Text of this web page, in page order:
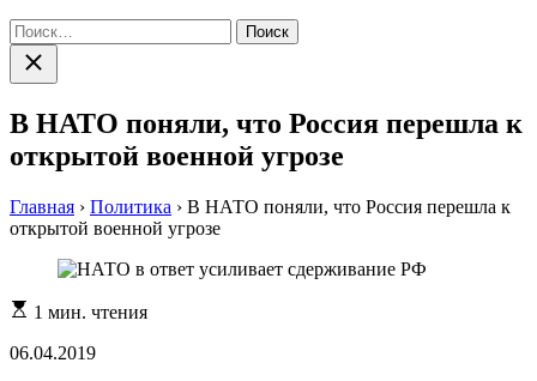
Найти:
Закрыть
поиск
В НАТО поняли, что Россия перешла к
открытой военной угрозе
Главная › Политика › В НАТО поняли, что Россия перешла к
открытой военной угрозе
Расчетное
чтения
1 мин. чтения
06.04.2019